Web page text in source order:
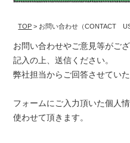
TOP > お問い合わせ（CONTACT US
お問い合わせやご意見等がご
記入の上、送信ください。
弊社担当からご回答させていた
フォームにご入力頂いた個人
使わせて頂きます。